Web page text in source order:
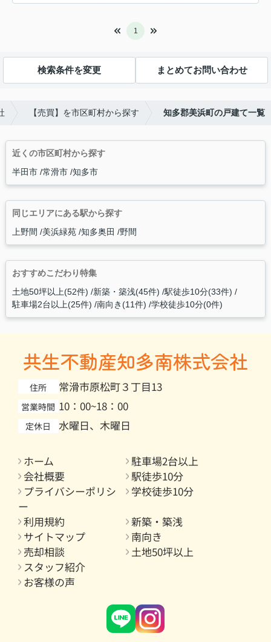
1
検索条件を変更 まとめてお問い合わせ
【売買】を市区町村から探す 知多郡美浜町の戸建て一覧
近くの市区町村から探す
半田市 常滑市 知多市
同じエリアにある駅から探す
上野間
美浜緑苑 知多奥田 野間
おすすめこだわり特集
土地50坪以上(52件) 新築・築浅(45件) 駅徒歩10分(33件)
駐車場2台以上(25件) 南向き(11件) 学校徒歩10分(0件)
共生不動産知多南株式会社
住所 常滑市原松町３丁目13
営業時間 10：00~18：00
定休日 水曜日、木曜日
ホーム
駐車場2台以上
会社概要
駅徒歩10分
プライバシーポリシ
ー
学校徒歩10分
利用規約
新築・築浅
サイトマップ
南向き
売却相談
土地50坪以上
スタッフ紹介
お客様の声